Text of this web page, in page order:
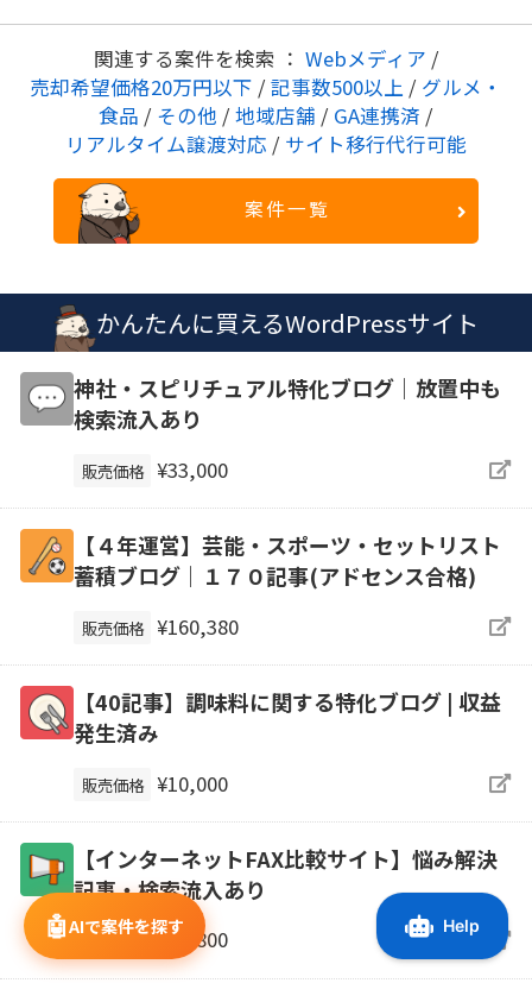
関連する案件を検索 ： Webメディア /
売却希望価格20万円以下 / 記事数500以上 / グルメ・
食品 / その他 / 地域店舗 / GA連携済 /
リアルタイム譲渡対応 / サイト移行代行可能
案件一覧
かんたんに買えるWordPressサイト
神社・スピリチュアル特化ブログ｜放置中も
検索流入あり
販売価格 ¥33,000
【４年運営】芸能・スポーツ・セットリスト
蓄積ブログ｜１７０記事(アドセンス合格)
販売価格 ¥160,380
【40記事】調味料に関する特化ブログ | 収益
発生済み
販売価格 ¥10,000
【インターネットFAX比較サイト】悩み解決
記事・検索流入あり
販売価格 ¥39,800
🤖AIで案件を探す